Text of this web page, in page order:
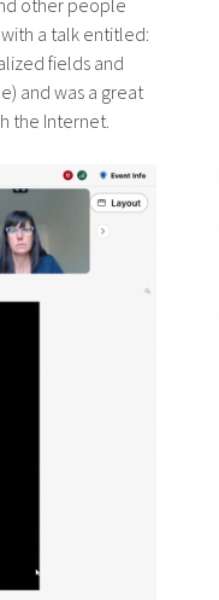
other people
with a talk entitled:
fields and
and was a great
the Internet.